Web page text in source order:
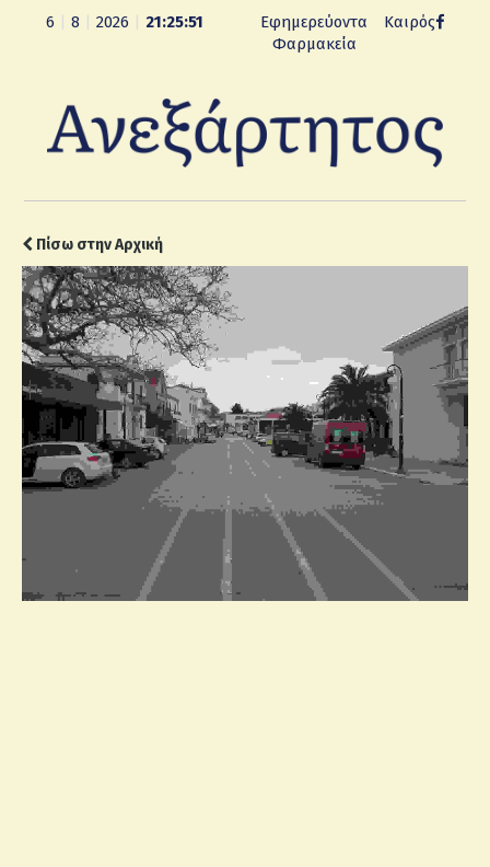
6 8 2026 21:25:52
Εφημερεύοντα
Φαρμακεία
Καιρός
Πίσω στην Αρχική